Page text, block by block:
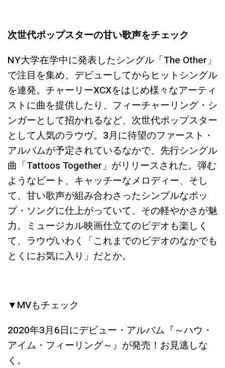
次世代ポップスターの甘い歌声をチェック
NY大学在学中に発表したシングル「The Other」
で注目を集め、デビューしてからヒットシングル
を連発。チャーリーXCXをはじめ様々なアーティ
ストに曲を提供したり、フィーチャーリング・シ
ンガーとして招かれるなど、次世代ポップスター
として人気のラウヴ。3月に待望のファースト・
アルバムが予定されているなかで、先行シングル
曲「Tattoos Together」がリリースされた。弾む
ようなビート、キャッチーなメロディー、そし
て、甘い歌声が組み合わさったシンプルなポッ
プ・ソングに仕上がっていて、その軽やかさが魅
力。ミュージカル映画仕立てのビデオも楽しく
て、ラウヴいわく「これまでのビデオのなかでも
とくにお気に入り」だとか。
▼MVもチェック
2020年3月6日にデビュー・アルバム『～ハウ・
アイム・フィーリング～』が発売！お見逃しな
く。